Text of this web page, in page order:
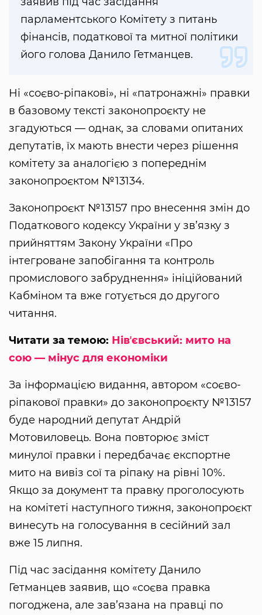
парламентського Комітету з питань
фінансів, податкової та митної політики
його голова Данило Гетманцев.
Ні «соєво-ріпакові», ні «патронажні» правки
в базовому тексті законопроєкту не
згадуються — однак, за словами опитаних
депутатів, їх мають внести через рішення
комітету за аналогією з попереднім
законопроєктом №13134.
Законопроєкт №13157 про внесення змін до
Податкового кодексу України у зв’язку з
прийняттям Закону України «Про
інтегроване запобігання та контроль
промислового забруднення» ініційований
Кабміном та вже готується до другого
читання.
Читати за темою: Нівʼєвський: мито на
сою — мінус для економіки
За інформацією видання, автором «соєво-
ріпакової правки» до законопроєкту №13157
буде народний депутат Андрій
Мотовиловець. Вона повторює зміст
минулої правки і передбачає експортне
мито на вивіз сої та ріпаку на рівні 10%.
Якщо за документ та правку проголосують
на комітеті наступного тижня, законопроєкт
винесуть на голосування в сесійний зал
вже 15 липня.
Під час засідання комітету Данило
Гетманцев заявив, що «соєва правка
погоджена, але зав’язана на правці по